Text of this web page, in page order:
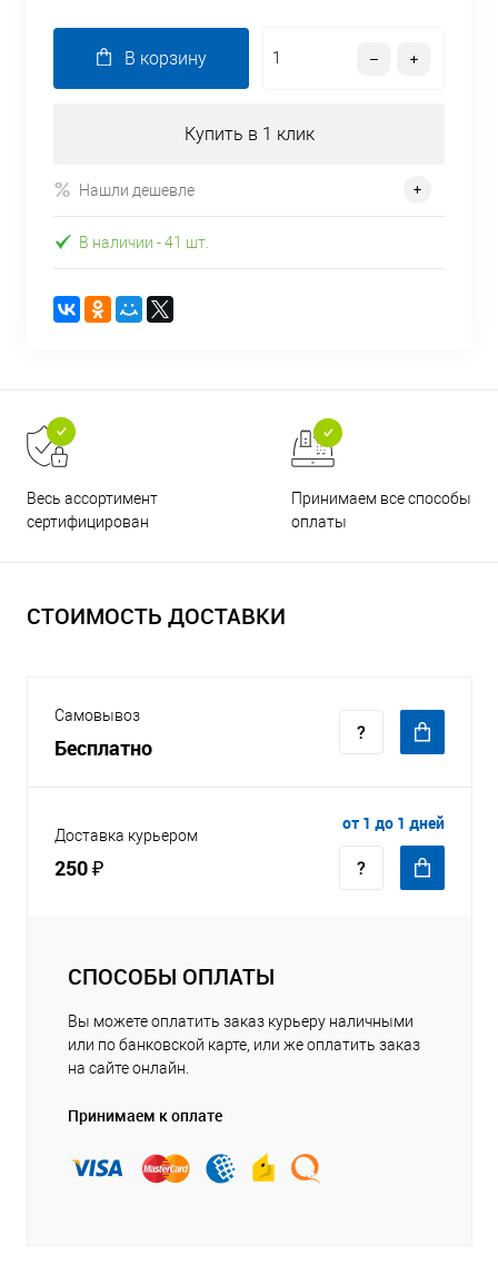
В корзину
Купить в 1 клик
Нашли дешевле
В наличии - 41 шт.
Весь ассортимент
сертифицирован
Принимаем все способы
оплаты
СТОИМОСТЬ ДОСТАВКИ
Самовывоз
Бесплатно
Доставка курьером
250 ₽
от 1 до 1 дней
СПОСОБЫ ОПЛАТЫ
Вы можете оплатить заказ курьеру наличными
или по банковской карте, или же оплатить заказ
на сайте онлайн.
Принимаем к оплате